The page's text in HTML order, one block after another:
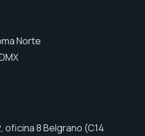
Norte
oficina 8 Belgrano (C14